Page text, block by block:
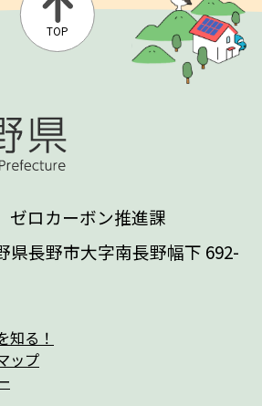
TOP
ロカーボン推進課
長野市大字南長野幅下 692-
知る！
ップ